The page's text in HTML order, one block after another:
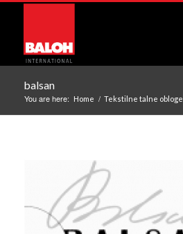
balsan
You are here: Home / Tekstilne talne obloge